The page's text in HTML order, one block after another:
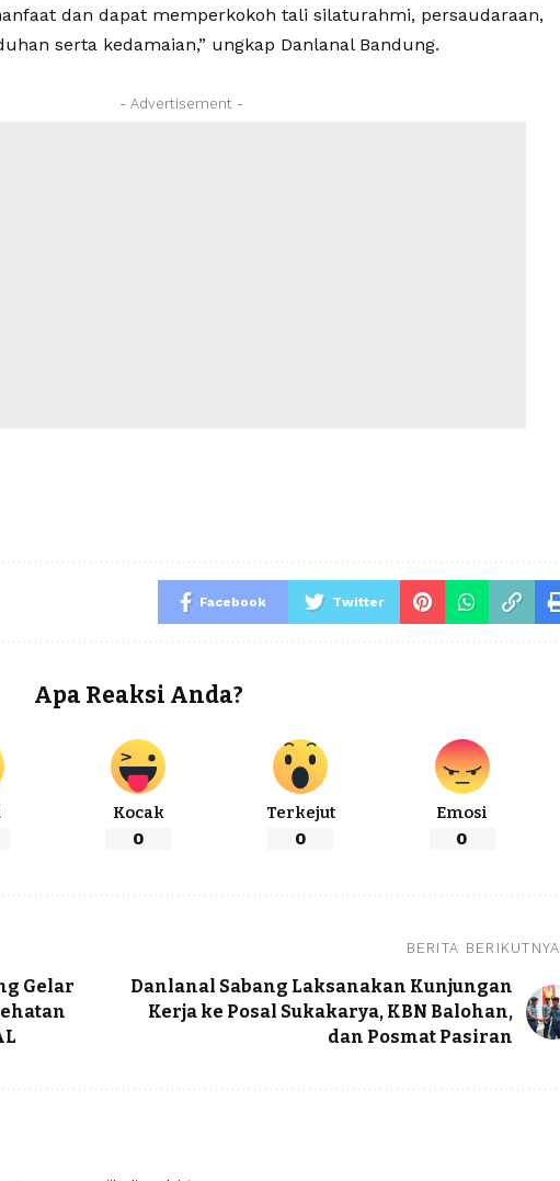
dan dapat memperkokoh tali silaturahmi, persaudaraan,
serta kedamaian,” ungkap Danlanal Bandung.
- Advertisement -
Facebook Twitter
Apa Reaksi Anda?
Kocak
0
Terkejut
0
Emosi
0
Gelar
BERITA BERIKUTNYA
Danlanal Sabang Laksanakan Kunjungan
Kerja ke Posal Sukakarya, KBN Balohan,
dan Posmat Pasiran